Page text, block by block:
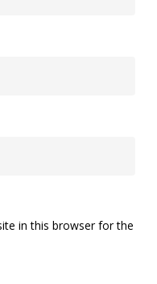
in this browser for the